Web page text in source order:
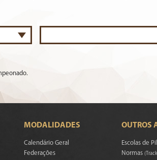
MODALIDADES
Calendário Geral
Federações
OUTROS
Escolas de
Normas